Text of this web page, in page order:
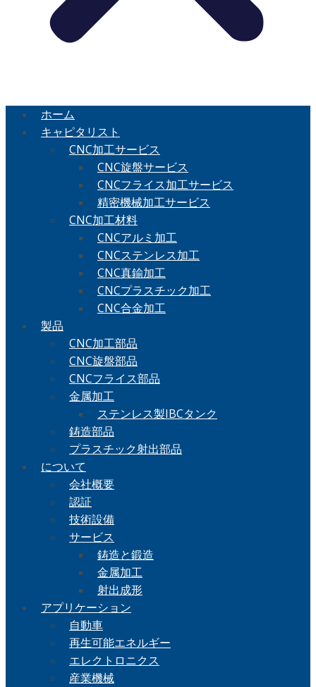
ホーム
キャピタリスト
CNC加工サービス
CNC旋盤サービス
CNCフライス加工サービス
精密機械加工サービス
CNC加工材料
CNCアルミ加工
CNCステンレス加工
CNC真鍮加工
CNCプラスチック加工
CNC合金加工
製品
CNC加工部品
CNC旋盤部品
CNCフライス部品
金属加工
ステンレス製IBCタンク
鋳造部品
プラスチック射出部品
について
会社概要
認証
技術設備
サービス
鋳造と鍛造
金属加工
射出成形
アプリケーション
自動車
再生可能エネルギー
エレクトロニクス
産業機械